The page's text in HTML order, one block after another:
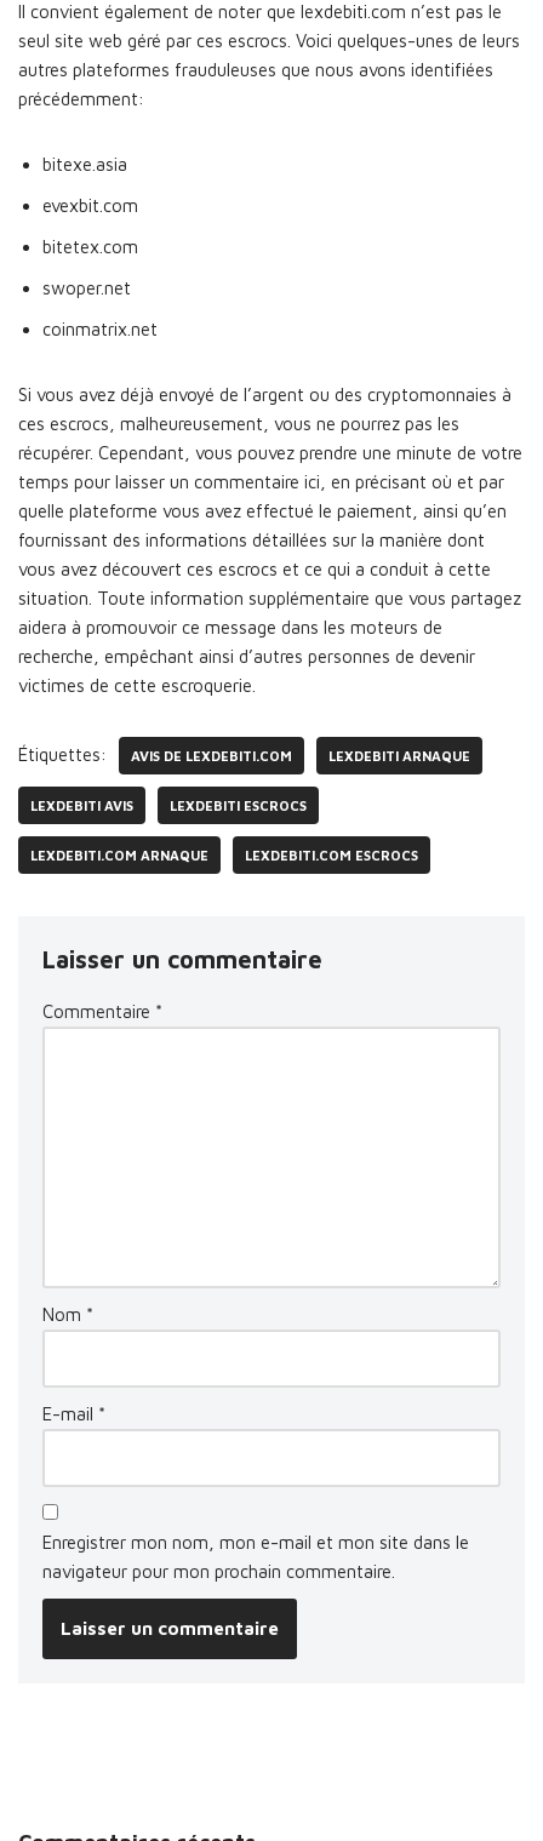
Il convient également de noter que lexdebiti.com n’est pas le
seul site web géré par ces escrocs. Voici quelques-unes de leurs
autres plateformes frauduleuses que nous avons identifiées
précédemment:
bitexe.asia
evexbit.com
bitetex.com
swoper.net
coinmatrix.net
Si vous avez déjà envoyé de l’argent ou des cryptomonnaies à
ces escrocs, malheureusement, vous ne pourrez pas les
récupérer. Cependant, vous pouvez prendre une minute de votre
temps pour laisser un commentaire ici, en précisant où et par
quelle plateforme vous avez effectué le paiement, ainsi qu’en
fournissant des informations détaillées sur la manière dont
vous avez découvert ces escrocs et ce qui a conduit à cette
situation. Toute information supplémentaire que vous partagez
aidera à promouvoir ce message dans les moteurs de
recherche, empêchant ainsi d’autres personnes de devenir
victimes de cette escroquerie.
Étiquettes: AVIS DE LEXDEBITI.COM LEXDEBITI ARNAQUE
LEXDEBITI AVIS LEXDEBITI ESCROCS
LEXDEBITI.COM ARNAQUE LEXDEBITI.COM ESCROCS
Laisser un commentaire
Commentaire *
Nom *
E-mail *
Enregistrer mon nom, mon e-mail et mon site dans le
navigateur pour mon prochain commentaire.